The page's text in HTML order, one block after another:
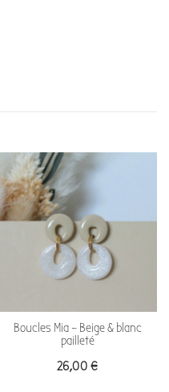
Boucles Mia – Beige & blanc
pailleté
26,00 €